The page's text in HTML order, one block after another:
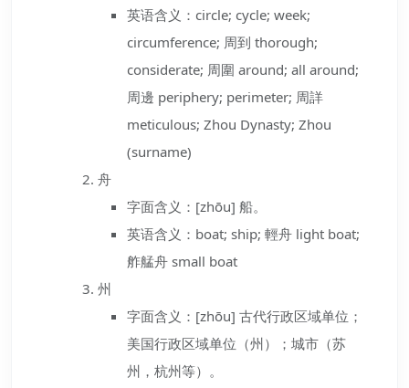
英语含义：circle; cycle; week;
circumference; 周到 thorough;
considerate; 周圍 around; all around;
周邊 periphery; perimeter; 周詳
meticulous; Zhou Dynasty; Zhou
(surname)
舟
字面含义：[zhōu] 船。
英语含义：boat; ship; 輕舟 light boat;
舴艋舟 small boat
州
字面含义：[zhōu] 古代行政区域单位；
美国行政区域单位（州）；城市（苏
州，杭州等）。